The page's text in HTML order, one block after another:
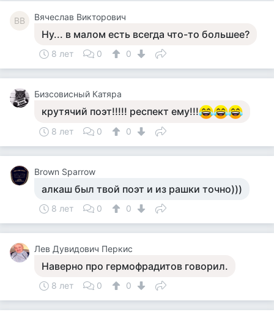
ВВ Вячеслав Викторович
Ну... в малом есть всегда что-то большее?
8 лет 0 0
Бизсовисный Катяра
крутячий поэт!!!!! респект ему!!!
8 лет 0 0
Brown Sparrow
алкаш был твой поэт и из рашки точно)))
8 лет 0 0
Лев Дувидович Перкис
Наверно про гермофрадитов говорил.
8 лет 0 0